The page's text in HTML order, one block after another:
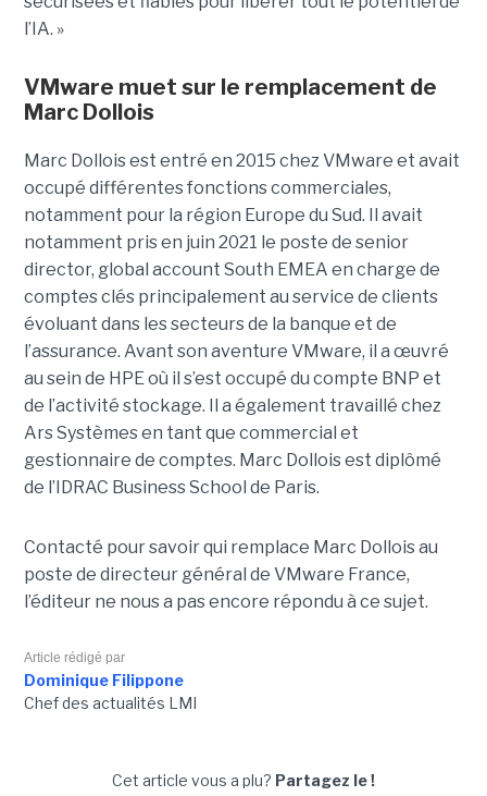
l’IA. »
VMware muet sur le remplacement de
Marc Dollois
Marc Dollois est entré en 2015 chez VMware et avait
occupé différentes fonctions commerciales,
notamment pour la région Europe du Sud. Il avait
notamment pris en juin 2021 le poste de senior
director, global account South EMEA en charge de
comptes clés principalement au service de clients
évoluant dans les secteurs de la banque et de
l’assurance. Avant son aventure VMware, il a œuvré
au sein de HPE où il s’est occupé du compte BNP et
de l’activité stockage. Il a également travaillé chez
Ars Systèmes en tant que commercial et
gestionnaire de comptes. Marc Dollois est diplômé
de l’IDRAC Business School de Paris.
Contacté pour savoir qui remplace Marc Dollois au
poste de directeur général de VMware France,
l’éditeur ne nous a pas encore répondu à ce sujet.
Article rédigé par
Dominique Filippone
Chef des actualités LMI
Cet article vous a plu? Partagez le !